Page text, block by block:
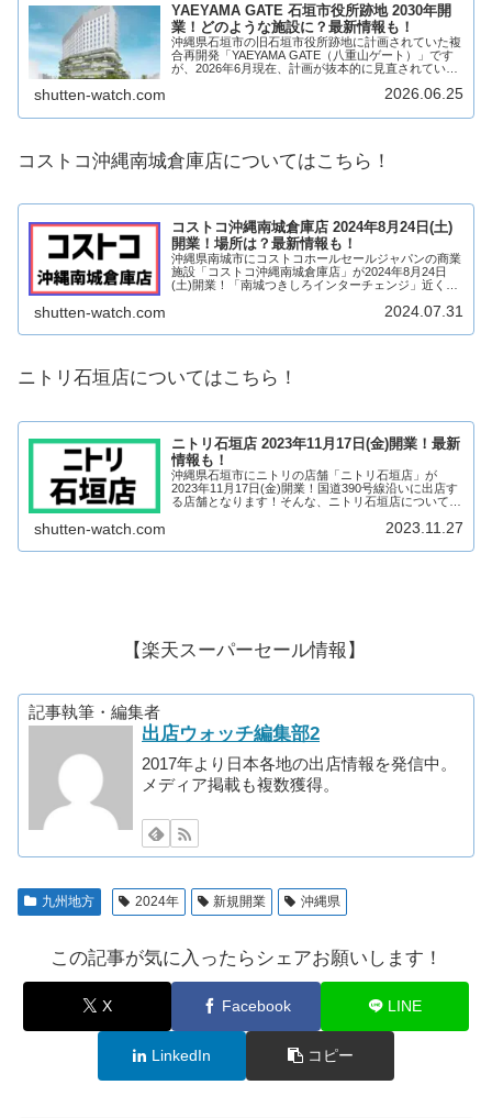
YAEYAMA GATE 石垣市役所跡地 2030年開
業！どのような施設に？最新情報も！
沖縄県石垣市の旧石垣市役所跡地に計画されていた複
合再開発「YAEYAMA GATE（八重山ゲート）」です
が、2026年6月現在、計画が抜本的に見直されていま
ョッピングセンター」の併設については...
shutten-watch.com 2026.06.25
コストコ沖縄南城倉庫店についてはこちら！
コストコ沖縄南城倉庫店 2024年8月24日(土)
開業！場所は？最新情報も！
沖縄県南城市にコストコホールセールジャパンの商業
施設「コストコ沖縄南城倉庫店」が2024年8月24日
(土)開業！「南城つきしろインターチェンジ」近く
縄南城倉庫店についてどのような施設になるのか...
shutten-watch.com 2024.07.31
ニトリ石垣店についてはこちら！
ニトリ石垣店 2023年11月17日(金)開業！最新
情報も！
沖縄県石垣市にニトリの店舗「ニトリ石垣店」が
2023年11月17日(金)開業！国道390号線沿いに出店す
る店舗となります！そんな、ニトリ石垣店について、
YAEYAMA GATE 石垣市役所跡地につい...
shutten-watch.com 2023.11.27
【楽天スーパーセール情報】
記事執筆・編集者
出店ウォッチ編集部2
2017年より日本各地の出店情報を発信中。
メディア掲載も複数獲得。
九州地方 2024年 新規開業 沖縄県
この記事が気に入ったらシェアお願いします！
X Facebook LINE
LinkedIn コピー